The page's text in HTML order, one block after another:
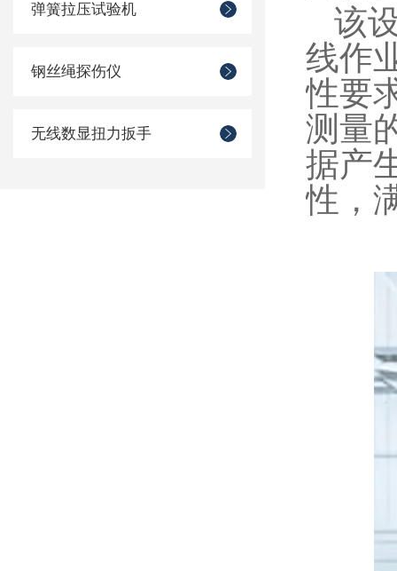
弹簧拉压试验机
钢丝绳探伤仪
无线数显扭力扳手
该
线作
性要
测量
据产
性，